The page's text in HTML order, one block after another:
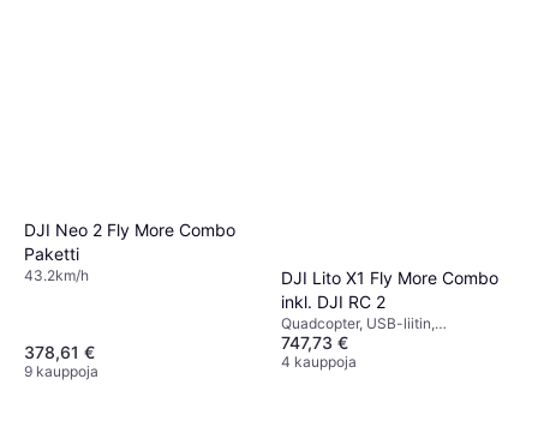
DJI Neo 2 Fly More Combo
Paketti
43.2km/h
378,61 €
9 kauppoja
DJI Lito X1 Fly More Combo
inkl. DJI RC 2
Quadcopter, USB-liitin,
Mobiilisovellus, Kamera
747,73 €
4 kauppoja